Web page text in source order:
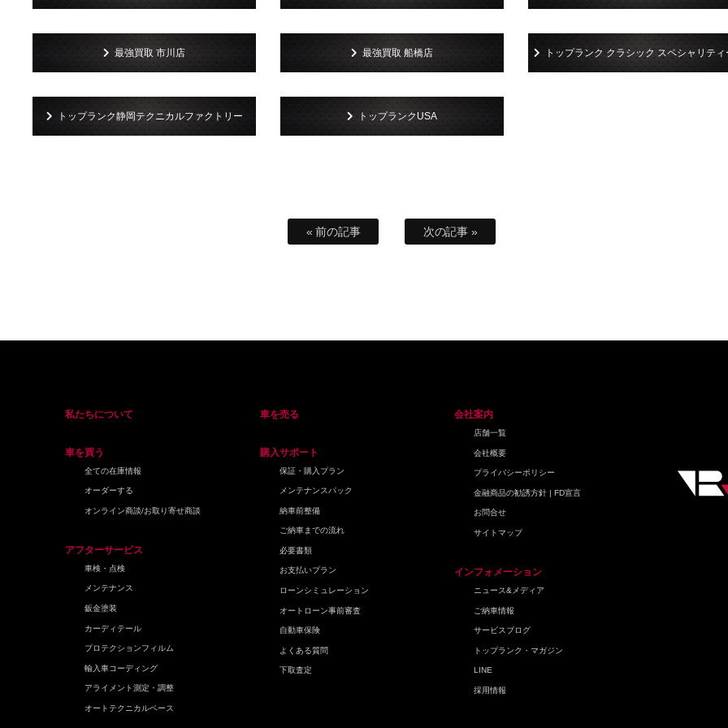
最強買取 市川店 最強買取 船橋店 トップランク クラシック スペシャリティ
トップランク静岡テクニカルファクトリー トップランクUSA
« 前の記事 次の記事 »
私たちについて
車を買う
全ての在庫情報
オーダーする
オンライン商談/お取り寄せ商談
アフターサービス
車検・点検
メンテナンス
鈑金塗装
カーディテール
プロテクションフィルム
輸入車コーディング
アライメント測定・調整
オートテクニカルベース
車を売る
購入サポート
保証・購入プラン
メンテナンスパック
納車前整備
ご納車までの流れ
必要書類
お支払いプラン
ローンシミュレーション
オートローン事前審査
自動車保険
よくある質問
下取査定
会社案内
店舗一覧
会社概要
プライバシーポリシー
金融商品の勧誘方針 | FD宣言
お問合せ
サイトマップ
インフォメーション
ニュース&メディア
ご納車情報
サービスブログ
トップランク・マガジン
LINE
採用情報